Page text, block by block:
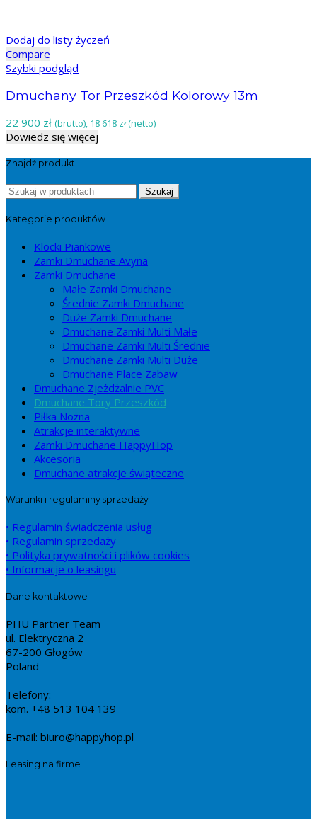
Dodaj do listy życzeń
Compare
Szybki podgląd
Dmuchany Tor Przeszkód Kolorowy 13m
22 900 zł (brutto), 18 618 zł (netto)
Dowiedz się więcej
Znajdź produkt
Search
Szukaj
Kategorie produktów
Klocki Piankowe
Zamki Dmuchane Avyna
Zamki Dmuchane
Małe Zamki Dmuchane
Średnie Zamki Dmuchane
Duże Zamki Dmuchane
Dmuchane Zamki Multi Małe
Dmuchane Zamki Multi Średnie
Dmuchane Zamki Multi Duże
Dmuchane Place Zabaw
Dmuchane Zjeżdżalnie PVC
Dmuchane Tory Przeszkód
Piłka Nożna
Atrakcje interaktywne
Zamki Dmuchane HappyHop
Akcesoria
Dmuchane atrakcje świąteczne
Warunki i regulaminy sprzedaży
• Regulamin świadczenia usług
• Regulamin sprzedaży
• Polityka prywatności i plików cookies
• Informacje o leasingu
Dane kontaktowe
PHU Partner Team
ul. Elektryczna 2
67-200 Głogów
Poland
Telefony:
kom. +48 513 104 139
E-mail: biuro@happyhop.pl
Leasing na firme